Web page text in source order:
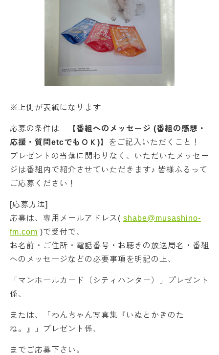
※上側が表紙になります
応募の条件は
【番組へのメッセージ (番組の感想・
応援・質問etcでもＯＫ)】
をご記入いただくこと！
プレゼントの当落に関わりなく、いただいたメッセー
ジは番組内で紹介させていただきます♪ 皆様ふるって
ご応募ください！
[応募方法]
応募は、専用メールアドレス( shabe@musashino-
fm.com )で受付で、
お名前・ご住所・電話番号・お聴きの放送局名・番組
へのメッセージなどの必要事項を明記の上、
「マンホールカード（シティハンター）」プレゼント
係、
または、「わんちゃん写真集『いぬとかきのた
ね。』」プレゼント係、
までご応募下さい。